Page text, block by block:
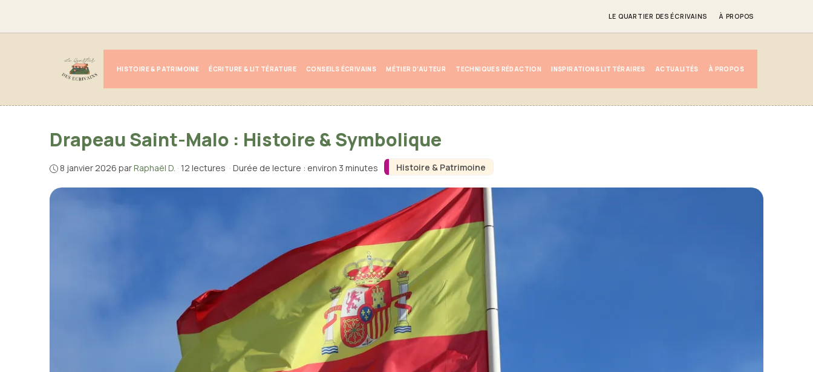
LE QUARTIER DES ÉCRIVAINS À PROPOS
HISTOIRE & PATRIMOINE ÉCRITURE & LITTÉRATURE CONSEILS ÉCRIVAINS MÉTIER D’AUTEUR TECHNIQUES RÉDACTION INSPIRATIONS LITTÉRAIRES ACTUALITÉS À PROPOS
Histoire & Patrimoine
Drapeau Saint-Malo : Histoire & Symbolique
8 janvier 2026 parRaphaël D. · 12 lectures · Durée de lecture : environ 3 minutes